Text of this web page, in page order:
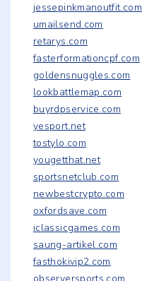
jessepinkmanoutfit.com
umailsend.com
retarys.com
fasterformationcpf.com
goldensnuggles.com
lookbattlemap.com
buyrdpservice.com
yesport.net
tostylo.com
yougetthat.net
sportsnetclub.com
newbestcrypto.com
oxfordsave.com
iclassicgames.com
saung-artikel.com
fasthokivip2.com